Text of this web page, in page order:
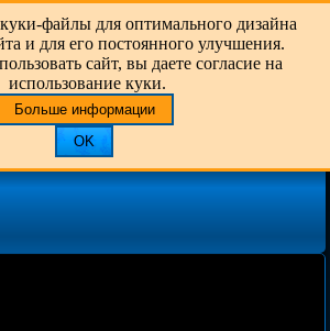
файлы для оптимального дизайна
и для его постоянного улучшения.
сайт, вы даете согласие на
использование куки.
Больше информации
OK